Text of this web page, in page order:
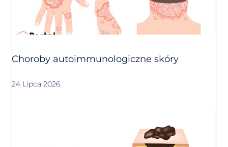
Choroby autoimmunologiczne skóry
24 Lipca 2026